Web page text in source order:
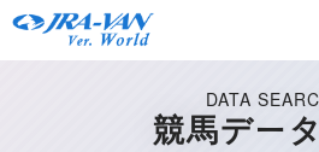
DATA
競馬デー